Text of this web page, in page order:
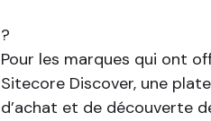
?
Pour les marques qui ont
Sitecore Discover, une
d’achat et de découverte